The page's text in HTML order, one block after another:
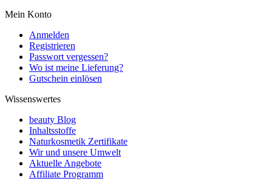
Mein Konto
Anmelden
Registrieren
Passwort vergessen?
Wo ist meine Lieferung?
Gutschein einlösen
Wissenswertes
beauty Blog
Inhaltsstoffe
Naturkosmetik Zertifikate
Wir und unsere Umwelt
Aktuelle Angebote
Affiliate Programm